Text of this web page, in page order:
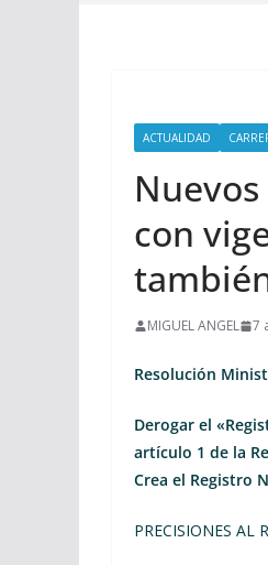
ACTUALIDAD
con
MIGUEL ANGEL 7
Resolución
Derogar el
artículo 1 de la
Crea el Registro
PRECISIONES AL